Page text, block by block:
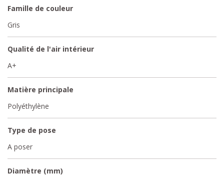
Famille de couleur
Gris
Qualité de l'air intérieur
A+
Matière principale
Polyéthylène
Type de pose
A poser
Diamètre (mm)